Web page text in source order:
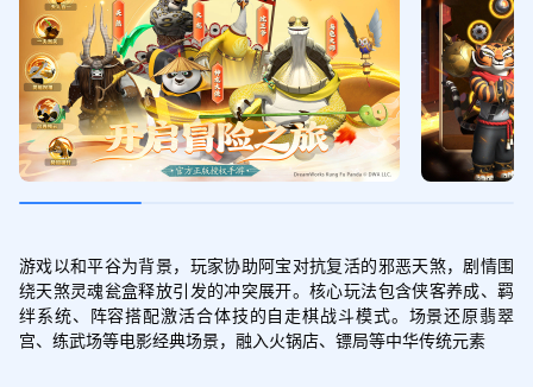
神龙赐福至尊包
八卦灵玉*5+修为丹*5+青灵果*5
领取
盖世武侠启航包
领取
签到1天礼包
SSR随机碎片*30+入门心法*200+强化石*
领取
游戏以和平谷为背景，玩家协助阿宝对抗复活的邪恶天煞，剧情围
绕天煞灵魂瓮盒释放引发的冲突展开。核心玩法包含侠客养成、羁
绊系统、阵容搭配激活合体技的自走棋战斗模式。场景还原翡翠
宫、练武场等电影经典场景，融入火锅店、镖局等中华传统元素